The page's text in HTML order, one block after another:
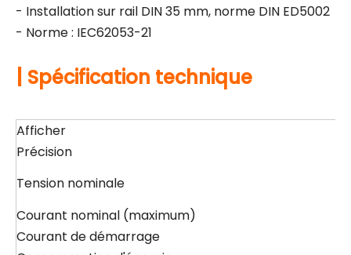
- Installation sur rail DIN 35 mm, norme DIN ED5002
- Norme : IEC62053-21
Spécification technique
Afficher
Précision
Tension nominale
Courant nominal (maximum)
Courant de démarrage